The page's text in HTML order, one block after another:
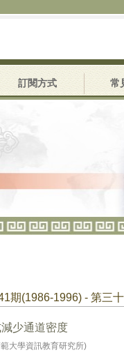
訂閱方式 常
《
期(1986-1996) - 第三
少通道密度
大學資訊教育研究所)